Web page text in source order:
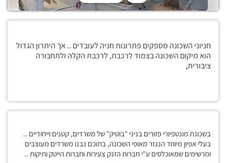
חניוני השכונה מספקים פתרונות חניה לעובדים .. אך היתרון הגדול
הוא מיקום השכונה בצמוד לרכבת, לרכבת הקלה ולתחבורה
ציבורית,
בשכונת מונטפיורי פזורים בניני "בוטיק" של משרדים, קטנים וייחודיים ..
בעלי אפיון מיוחד הנגזר מאופי השכונה, בתוכם נבנו משרדים מעוצבים
ומרשימים שמאוכלסים ע"י חברות הזנק צעירות וחברות הייטק ותיקות ..